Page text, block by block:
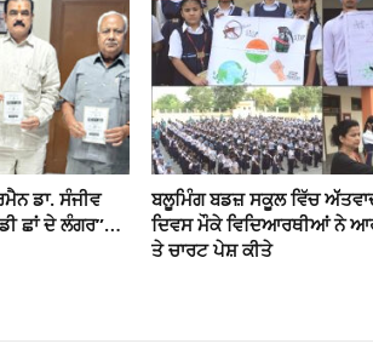
ਡਾ. ਸੰਜੀਵ
ਛਾਂ ਦੇ ਲੰਗਰ”…
ਬਲੂਮਿੰਗ ਬਡਜ਼ ਸਕੂਲ ਵਿੱਚ
ਦਿਵਸ ਮੌਕੇ ਵਿਦਿਆਰਥੀਆਂ ਨੇ
ਤੇ ਚਾਰਟ ਪੇਸ਼ ਕੀਤੇ